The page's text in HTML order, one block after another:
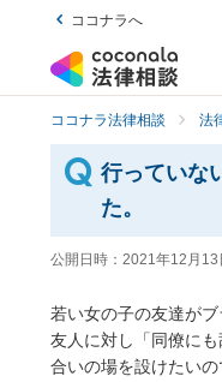
ココナラへ
ココナラ法律相談 法
行っていな
た。
公開日時： 2021年12月13
若い女の子の友達が
友人に対し「同僚に
合いの場を設けたい